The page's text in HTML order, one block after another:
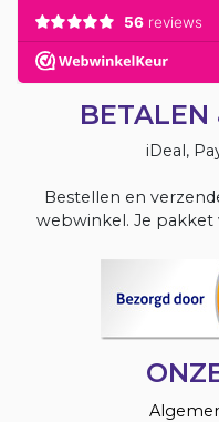
BETALEN
iDeal,
Bestellen en
webwinkel. Je